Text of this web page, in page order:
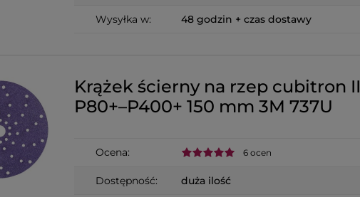
Wysyłka w: 48 godzin + czas dostawy
Krążek ścierny na rzep cubitron II
P80+–P400+ 150 mm 3M 737U
Ocena: 6 ocen
Dostępność: duża ilość